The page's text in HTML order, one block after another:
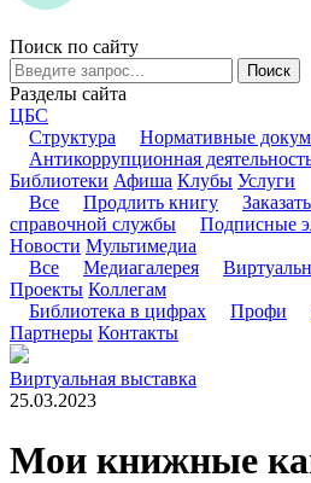
Поиск по сайту
Поиск
Разделы сайта
ЦБС
Структура
Нормативные
Антикоррупционная
Библиотеки Афиша Клубы Услуги
Все
Продлить книгу
справочной службы
Подписные
Новости Мультимедиа
Все
Медиагалерея
Проекты Коллегам
Библиотека в цифрах
Профи
Партнеры Контакты
Виртуальная выставка
25.03.2023
Мои книжные